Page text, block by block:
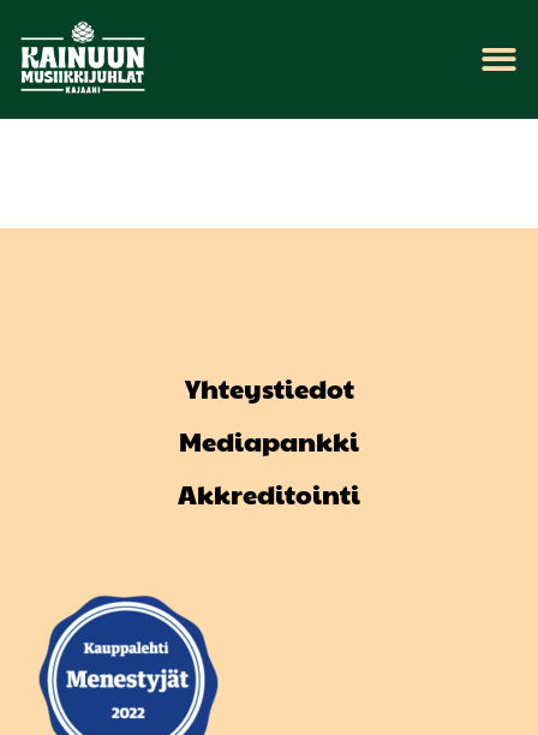
Yhteystiedot
Mediapankki
Akkreditointi